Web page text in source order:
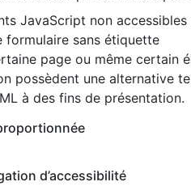
JavaScript non
formulaire sans étiquette
page ou même certain
possèdent une alternative
à des fins de présentation.
d’accessibilité